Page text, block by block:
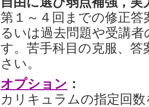
第１～４回までの修正
るいは過去問題や受講
す。苦手科目の克服、
さい。
オプション ：
カリキュラムの指定回